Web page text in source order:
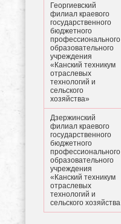
Георгиевский
филиал краевого
государственного
бюджетного
профессионального
образовательного
учреждения
«Канский техникум
отраслевых
технологий и
сельского
хозяйства»
Дзержинский
филиал краевого
государственного
бюджетного
профессионального
образовательного
учреждения
«Канский техникум
отраслевых
технологий и
сельского хозяйства